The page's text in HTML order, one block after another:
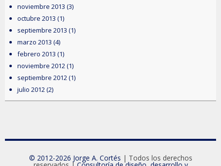
noviembre 2013 (3)
octubre 2013 (1)
septiembre 2013 (1)
marzo 2013 (4)
febrero 2013 (1)
noviembre 2012(1)
septiembre 2012(1)
julio 2012(2)
© 2012-2026 Jorge A. Cortés | Todos los derechos